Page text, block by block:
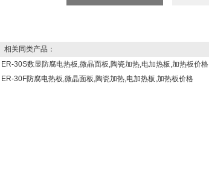
相关同类产品：
ER-30S数显防腐电热板,微晶面板,陶瓷加热,电加热板,加热板价格
ER-30F防腐电热板,微晶面板,陶瓷加热,电加热板,加热板价格